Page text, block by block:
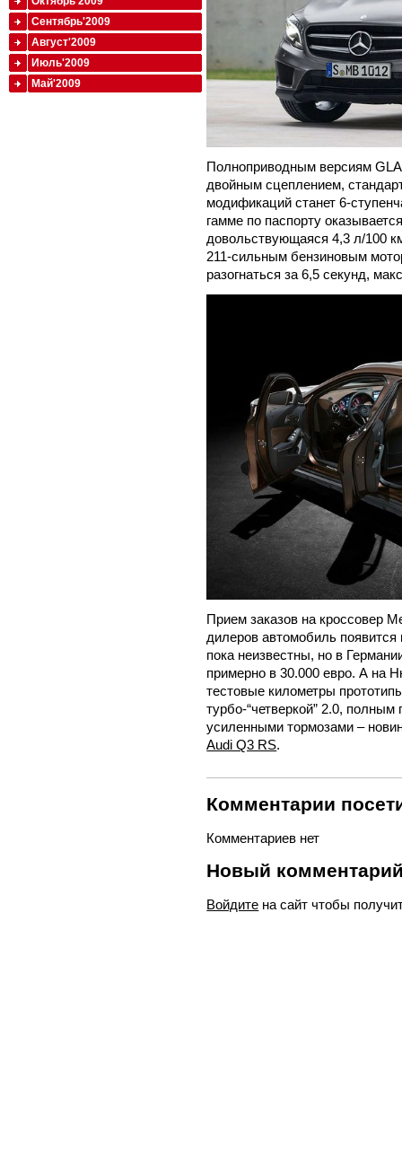
Полноприводным версиям GLA
двойным сцеплением,
модификаций станет 6-
гамме по паспорту
довольствующаяся 4,3 л/100
211-сильным бензиновым
разогнаться за 6,5 секунд,
Прием заказов на кроссовер
дилеров автомобиль
пока неизвестны, но в
примерно в 30.000 евро. А на
тестовые километры
турбо-“четверкой” 2.0,
усиленными тормозами –
Audi Q3 RS.
Комментарии
Комментариев нет
Новый
Войдите на сайт чтобы
Сентябрь'2009
Август'2009
Июль'2009
Май'2009